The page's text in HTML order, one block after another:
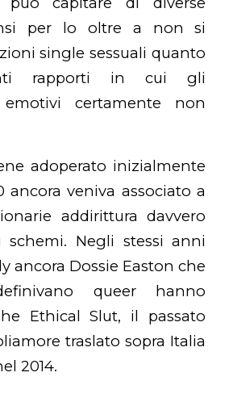
per lo oltre a non si
single sessuali quanto
rapporti in cui gli
emotivi certamente non
adoperato inizialmente
ancora veniva associato a
addirittura davvero
Negli stessi anni
ancora Dossie Easton che
queer hanno
Ethical Slut, il passato
traslato sopra Italia
2014.